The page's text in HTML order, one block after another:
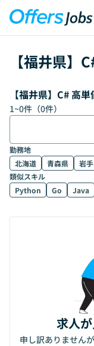
【福井県】
【福井県】C# 高
1~0件（0件）
勤務地
北海道
青森県 岩
類似スキル
Python
Go Java
求人
申し訳ありません